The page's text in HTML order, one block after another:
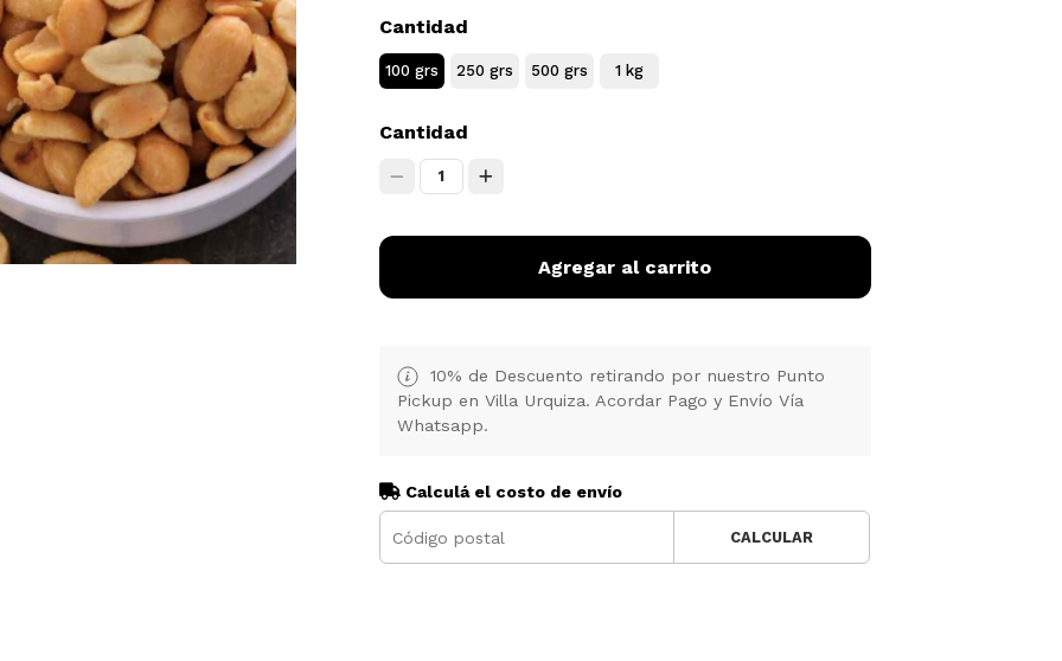
Cantidad
100 grs 250 grs 500 grs 1 kg
Cantidad
1
Agregar al carrito
10% de Descuento retirando por nuestro Punto
Pickup en Villa Urquiza. Acordar Pago y Envío Vía
Whatsapp.
Calculá el costo de envío
CALCULAR